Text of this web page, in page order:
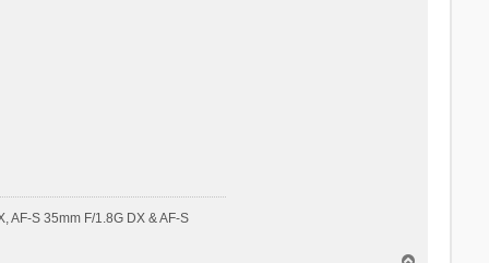
AF-S 35mm F/1.8G DX & AF-S